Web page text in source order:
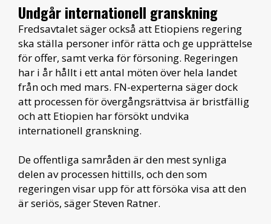
Undgår internationell granskning
Fredsavtalet säger också att Etiopiens regering
ska ställa personer inför rätta och ge upprättelse
för offer, samt verka för försoning. Regeringen
har i år hållt i ett antal möten över hela landet
från och med mars. FN-experterna säger dock
att processen för övergångsrättvisa är bristfällig
och att Etiopien har försökt undvika
internationell granskning.
De offentliga samråden är den mest synliga
delen av processen hittills, och den som
regeringen visar upp för att försöka visa att den
är seriös, säger Steven Ratner.